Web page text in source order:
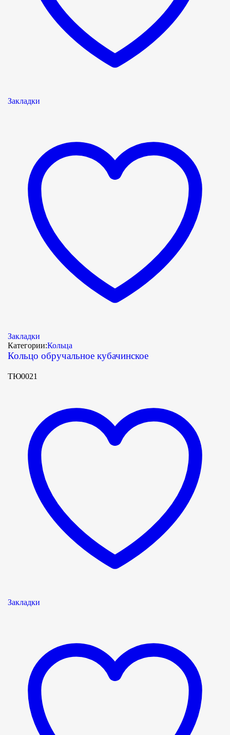
Закладки
Закладки
Категории:Кольца
Кольцо обручальное кубачинское
ТЮ0021
Закладки